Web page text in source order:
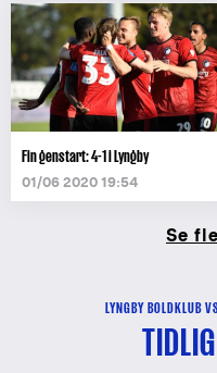
Fin genstart: 4-1 i Lyngby
01/06 2020 19:54
Se
LYNGBY BOLDKLUB